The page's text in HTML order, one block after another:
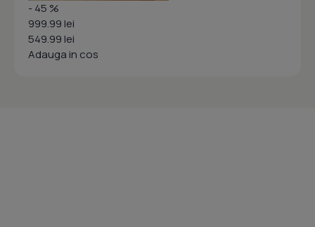
- 45 %
999.99 lei
549.99 lei
Adauga in cos